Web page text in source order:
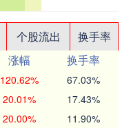
个股流出
换手率
涨幅
换手率
120.62% 67.03%
20.01% 17.43%
20.00% 11.90%